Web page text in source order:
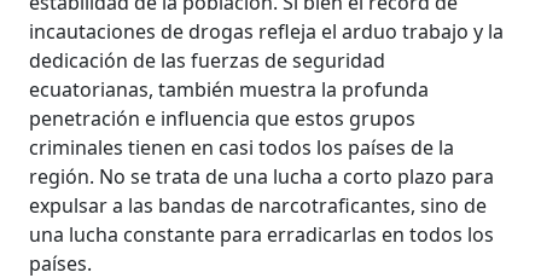
incautaciones de drogas refleja el arduo trabajo y la
dedicación de las fuerzas de seguridad
ecuatorianas, también muestra la profunda
penetración e influencia que estos grupos
criminales tienen en casi todos los países de la
región. No se trata de una lucha a corto plazo para
expulsar a las bandas de narcotraficantes, sino de
una lucha constante para erradicarlas en todos los
países.